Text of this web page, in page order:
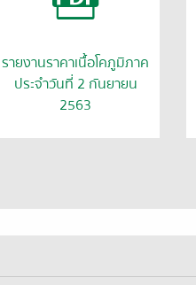
รายงานราคาเนื้อโคภูมิภาค
ประจำวันที่ 2 กันยายน
2563